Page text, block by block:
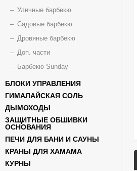
Уличные барбекю
Садовые барбекю
Дровяные барбекю
Доп. части
Барбекю Sunday
БЛОКИ УПРАВЛЕНИЯ
ГИМАЛАЙСКАЯ СОЛЬ
ДЫМОХОДЫ
ЗАЩИТНЫЕ ОБШИВКИ
ОСНОВАНИЯ
ПЕЧИ ДЛЯ БАНИ И САУНЫ
КРАНЫ ДЛЯ ХАМАМА
КУРНЫ